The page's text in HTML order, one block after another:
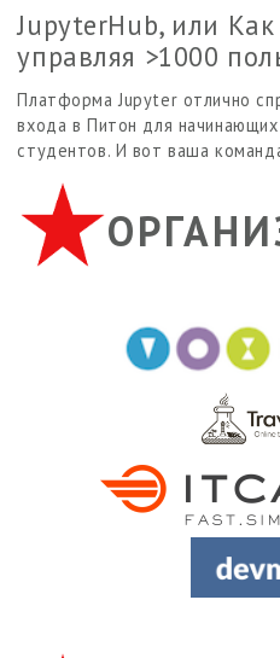
JupyterHub, или Как
управляя >1000
Платформа Jupyter отлично
входа в Питон для
студентов. И вот ваша